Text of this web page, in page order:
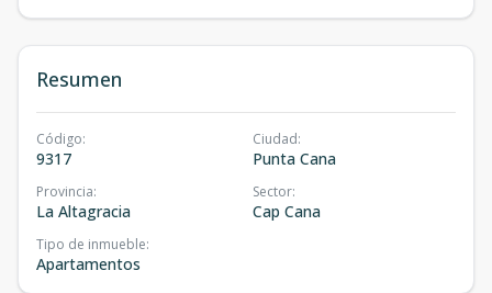
Resumen
Código:
9317
Ciudad:
Punta Cana
Provincia:
La Altagracia
Sector:
Cap Cana
Tipo de inmueble:
Apartamentos